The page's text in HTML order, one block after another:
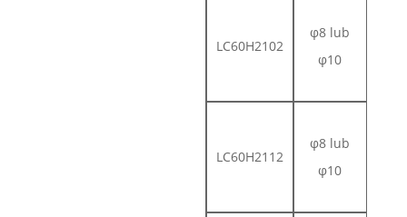
LC60H2102
φ8 lub
φ10
LC60H2112
φ8 lub
φ10